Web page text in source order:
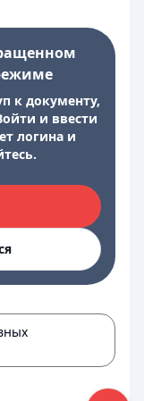
к документу,
и ввести
логина и